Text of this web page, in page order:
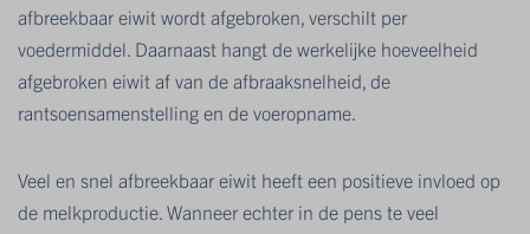
afbreekbaar eiwit wordt afgebroken, verschilt per
voedermiddel. Daarnaast hangt de werkelijke hoeveelheid
afgebroken eiwit af van de afbraaksnelheid, de
rantsoensamenstelling en de voeropname.
Veel en snel afbreekbaar eiwit heeft een positieve invloed op
de melkproductie. Wanneer echter in de pens te veel